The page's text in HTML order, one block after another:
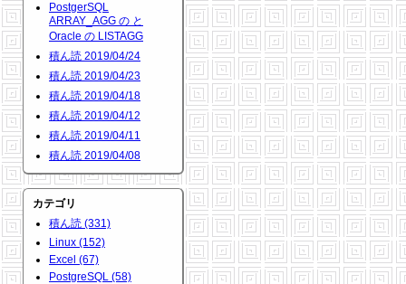
PostgerSQL
ARRAY_AGG の と
Oracle の LISTAGG
積ん読 2019/04/24
積ん読 2019/04/23
積ん読 2019/04/18
積ん読 2019/04/12
積ん読 2019/04/11
積ん読 2019/04/08
カテゴリ
積ん読 (331)
Linux (152)
Excel (67)
PostgreSQL (58)